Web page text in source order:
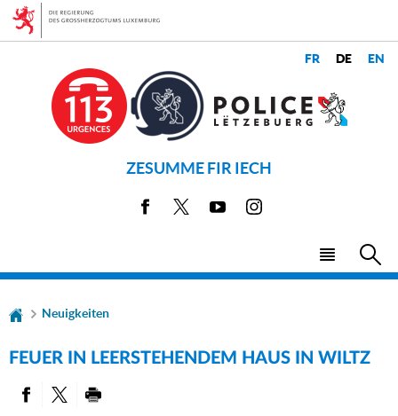
Zur
Navigation
Zum
Inhalt
ZESUMME FIR IECH
Facebook YoutubeInstagram
Haupt-
WECHSELN
Neuigkeiten
FEUER IN LEERSTEHENDEM HAUS IN WILTZ